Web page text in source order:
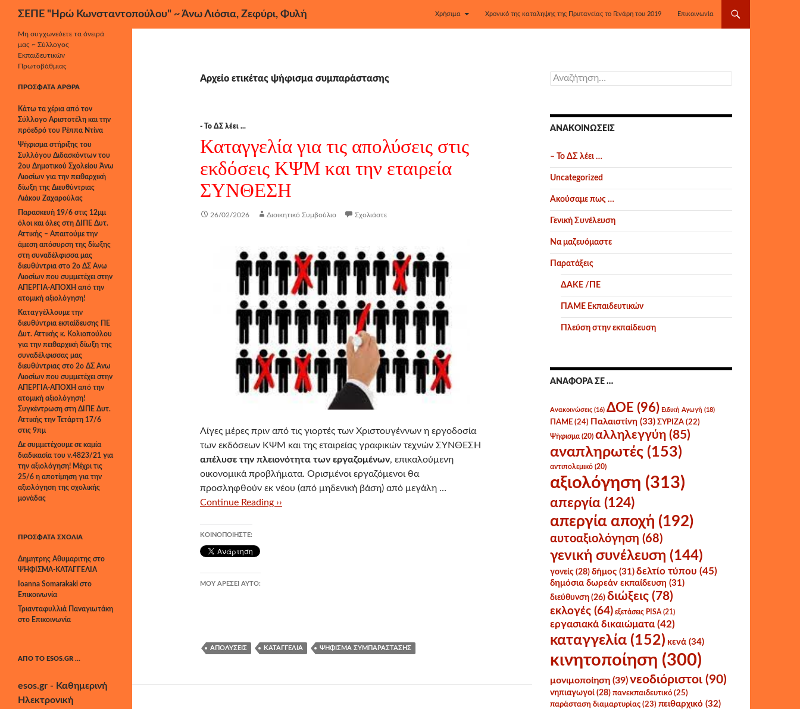
Μετάβαση
περιεχόμενο
ΣΕΠΕ "Ηρώ Κωνσταντοπούλου" ~ Άνω Λιόσια, Ζεφύρι, Φυλή Χρήσιμα Χρονικό της καταληψης της Πρυτανείας το Γενάρη του 2019 Επικοινωνία
Αρχείο ετικέτας ψήφισμα συμπαράστασης
- Το ΔΣ λέει ...
Καταγγελία για τις απολύσεις στις
εκδόσεις ΚΨΜ και την εταιρεία
ΣΥΝΘΕΣΗ
26/02/2026 Διοικητικό Συμβούλιο Σχολιάστε
Λίγες μέρες πριν από τις γιορτές των Χριστουγέννων η εργοδοσία
των εκδόσεων ΚΨΜ και της εταιρείας γραφικών τεχνών ΣΥΝΘΕΣΗ
απέλυσε την πλειονότητα των εργαζομένων, επικαλούμενη
οικονομικά προβλήματα. Ορισμένοι εργαζόμενοι θα
προσληφθούν εκ νέου (από μηδενική βάση) από μεγάλη …
Continue Reading ››
ΚΟΙΝΟΠΟΙΉΣΤΕ:
ΜΟΥ ΑΡΈΣΕΙ ΑΥΤΌ:
ΑΠΟΛΎΣΕΙΣ ΚΑΤΑΓΓΕΛΊΑ ΨΉΦΙΣΜΑ ΣΥΜΠΑΡΆΣΤΑΣΗΣ
Αναζήτηση
για:
ΑΝΑΚΟΙΝΏΣΕΙΣ
– Το ΔΣ λέει …
Uncategorized
Ακούσαμε πως …
Γενική Συνέλευση
Να μαζευόμαστε
Παρατάξεις
ΔΑΚΕ /ΠΕ
ΠΑΜΕ Εκπαιδευτικών
Πλεύση στην εκπαίδευση
ΑΝΑΦΟΡΆ ΣΕ …
Ανακοινώσεις (16) ΔΟΕ (96) Ειδική Αγωγή (18)
ΠΑΜΕ (24) Παλαιστίνη (33) ΣΥΡΙΖΑ (22)
Ψήφισμα (20) αλληλεγγύη (85)
αναπληρωτές (153)
αντιπολεμικό (20)
αξιολόγηση (313)
απεργία (124)
απεργία αποχή (192)
αυτοαξιολόγηση (68)
γενική συνέλευση (144)
γονείς (28) δήμος (31) δελτίο τύπου (45)
δημόσια δωρεάν εκπαίδευση (31)
διεύθυνση (26) διώξεις (78)
εκλογές (64) εξετάσεις PISA (21)
εργασιακά δικαιώματα(42)
καταγγελία (152) κενά (34)
κινητοποίηση (300)
μονιμοποίηση (39)νεοδιόριστοι (90)
νηπιαγωγοί (28) πανεκπαιδευτικό (25)
παράσταση διαμαρτυρίας (23) πειθαρχικό (32)
Μη συγχωνεύετε τα όνειρά
μας ~ Σύλλογος
Εκπαιδευτικών
Πρωτοβάθμιας
ΠΡΌΣΦΑΤΑ ΆΡΘΡΑ
Κάτω τα χέρια από τον
Σύλλογο Αριστοτέλη και την
πρόεδρό του Ρέππα Ντίνα
Ψήφισμα στήριξης του
Συλλόγου Διδασκόντων του
2ου Δημοτικού Σχολείου Άνω
Λιοσίων για την πειθαρχική
δίωξη της Διευθύντριας
Λιάκου Ζαχαρούλας
Παρασκευή 19/6 στις 12μμ
όλοι και όλες στη ΔΙΠΕ Δυτ.
Αττικής – Απαιτούμε την
άμεση απόσυρση της δίωξης
στη συναδέλφισσα μας
διευθύντρια στο 2ο ΔΣ Άνω
Λιοσίων που συμμετέχει στην
ΑΠΕΡΓΙΑ-ΑΠΟΧΗ από την
ατομική αξιολόγηση!
Καταγγέλλουμε την
διευθύντρια εκπαίδευσης ΠΕ
Δυτ. Αττικής κ. Κολιοπούλου
για την πειθαρχική δίωξη της
συναδέλφισσας μας
διευθύντριας στο 2ο ΔΣ Άνω
Λιοσίων που συμμετέχει στην
ΑΠΕΡΓΙΑ-ΑΠΟΧΗ από την
ατομική αξιολόγηση!
Συγκέντρωση στη ΔΙΠΕ Δυτ.
Αττικής την Τετάρτη 17/6
στις 9πμ
Δε συμμετέχουμε σε καμία
διαδικασία του ν.4823/21 για
την αξιολόγηση! Μέχρι τις
25/6 η αποτίμηση για την
αξιολόγηση της σχολικής
μονάδας
ΠΡΌΣΦΑΤΑ ΣΧΌΛΙΑ
Δημητρης Αθυμαριτης στο
ΨΗΦΙΣΜΑ-ΚΑΤΑΓΓΕΛΙΑ
Ioanna Somarakaki στο
Επικοινωνία
Τριανταφυλλιά Παναγιωτάκη
στο Επικοινωνία
ΑΠΌ ΤΟ ESOS.GR …
esos.gr - Καθημερινή
Ηλεκτρονική